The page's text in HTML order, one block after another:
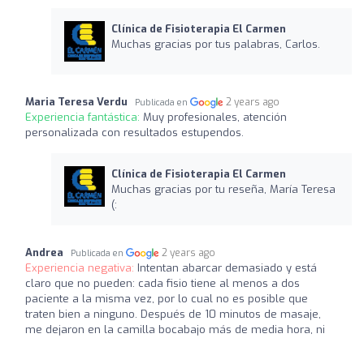
Clínica de Fisioterapia El Carmen
Muchas gracias por tus palabras, Carlos.
Maria Teresa Verdu Publicada en 2 years ago
Experiencia fantástica: Muy profesionales, atención
personalizada con resultados estupendos.
Clínica de Fisioterapia El Carmen
Muchas gracias por tu reseña, María Teresa
(:
Andrea Publicada en 2 years ago
Experiencia negativa: Intentan abarcar demasiado y está
claro que no pueden: cada fisio tiene al menos a dos
paciente a la misma vez, por lo cual no es posible que
traten bien a ninguno. Después de 10 minutos de masaje,
me dejaron en la camilla bocabajo más de media hora, ni